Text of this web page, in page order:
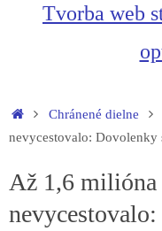
Tvorba web
HomeChránené dielne
nevycestovalo:
Až 1,6